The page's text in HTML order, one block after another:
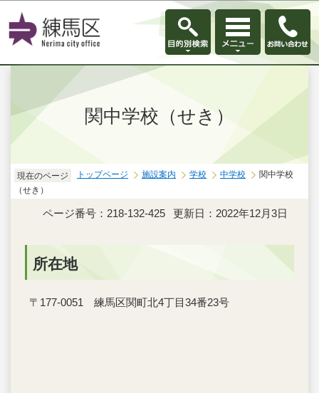
このページの本文へ移動
関中学校（せき）
現在のページ トップページ 施設案内 学校 中学校
関中学校
（せき）
ページ番号：218-132-425 更新日：2022年12月3日
所在地
〒177-0051 練馬区関町北4丁目34番23号